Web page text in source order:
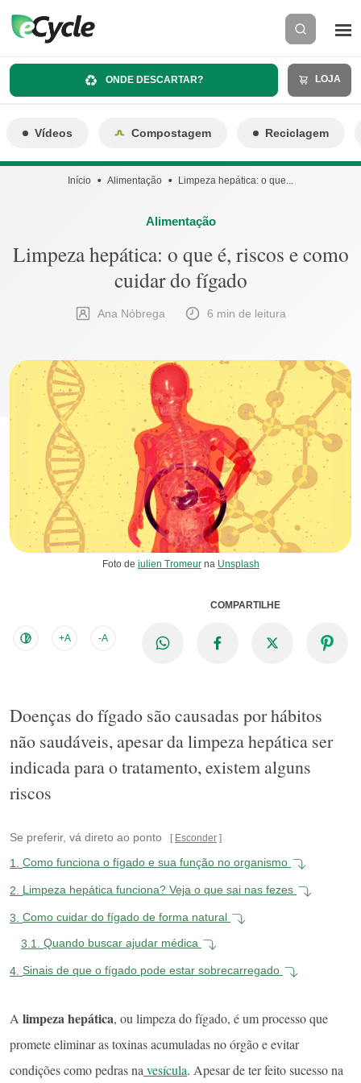
ONDE DESCARTAR? LOJA
Vídeos Compostagem Reciclagem
Início Alimentação Limpeza hepática: o que...
Alimentação
Limpeza hepática: o que é, riscos e como
cuidar do fígado
Ana Nóbrega 6 min de leitura
Foto de julien Tromeurna Unsplash
+A -A
COMPARTILHE
Doenças do fígado são causadas por hábitos
não saudáveis, apesar da limpeza hepática ser
indicada para o tratamento, existem alguns
riscos
Se preferir, vá direto ao ponto Esconder
1. Como funciona o fígado e sua função no organismo
2. Limpeza hepática funciona? Veja o que sai nas fezes
3. Como cuidar do fígado de forma natural
3.1.
Quando buscar ajudar médica
4. Sinais de que o fígado pode estar sobrecarregado
A limpeza hepática, ou limpeza do fígado, é um processo que
promete eliminar as toxinas acumuladas no órgão e evitar
condições como pedras na vesícula. Apesar de ter feito sucesso na